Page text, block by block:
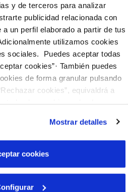
y de terceros para analizar
publicidad relacionada con
un perfil elaborado a partir de tus
utilizamos cookies
sociales. Puedes aceptar todas
cookies”· También puedes
de forma granular pulsando
cookies”, equivaldrá a
se pueden desactivar. Puedes
en nuestraPolítica de Cookies
Mostrar detalles
cookies
clave para el uso sostenible
compromiso con la calidad de sus
el medio ambiente, ha implantado
adiabático en el proceso de
Esta unidad está diseñada
utilizado en el proceso de
[…]